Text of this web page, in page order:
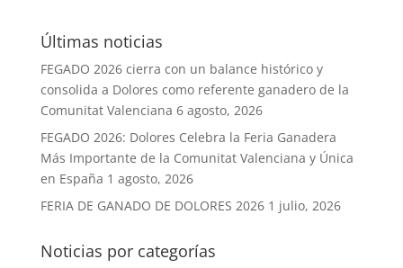
Últimas noticias
FEGADO 2026 cierra con un balance histórico y
consolida a Dolores como referente ganadero de la
Comunitat Valenciana 6 agosto, 2026
FEGADO 2026: Dolores Celebra la Feria Ganadera
Más Importante de la Comunitat Valenciana y Única
en España 1 agosto, 2026
FERIA DE GANADO DE DOLORES 2026 1 julio, 2026
Noticias por categorías